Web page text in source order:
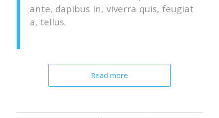
ante, dapibus in, viverra quis, feugiat
a, tellus.
Read more